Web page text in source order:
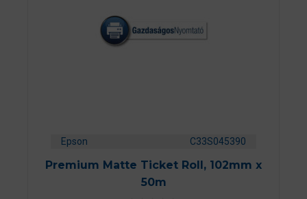
Epson C33S045390
Premium Matte Ticket Roll, 102mm x
50m